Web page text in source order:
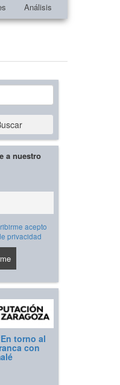
Análisis
a nuestro
acepto
privacidad
torno al
con